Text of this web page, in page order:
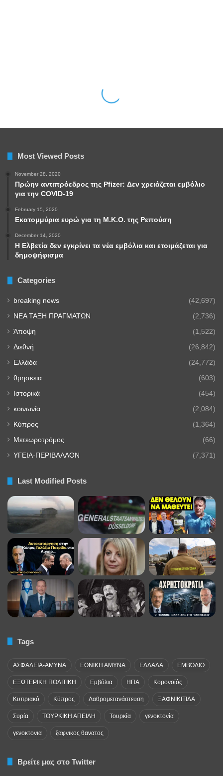
Most Viewed Posts
November 28, 2020
Πρώην αντιπρόεδρος της Pfizer: Δεν χρειάζεται εμβόλιο
για την COVID-19
February 15, 2020
Εκατομμύρια ευρώ για τη Μ.Κ.Ο. της Ρεπούση
December 14, 2020
Η Ελβετία δεν εγκρίνει τα νέα εμβόλια και ετοιμάζεται για
δημοψήφισμα
Categories
breaking news (42,697)
NEA TAΞΗ ΠΡΑΓΜΑΤΩΝ (2,736)
Άποψη (1,522)
Διεθνή (26,842)
Ελλάδα (24,772)
θρησκεια (603)
Ιστορικά (454)
κοινωνία (2,084)
Κύπρος (1,364)
Μετεωροτρόμος (66)
ΥΓΕΙΑ-ΠΕΡΙΒΑΛΛΟΝ (7,371)
Last Modified Posts
Tags
ΑΣΦΑΛΕΙΑ-ΑΜΥΝΑ ΕΘΝΙΚΗ ΑΜΥΝΑ ΕΛΛΑΔΑ ΕΜΒΌΛΙΟ
ΕΞΩΤΕΡΙΚΗ ΠΟΛΙΤΙΚΗ Εμβόλια ΗΠΑ Κορονοϊός
Κυπριακό Κύπρος Λαθρομετανάστευση ΞΑΦΝΙΚΙΤΙΔΑ
Συρία ΤΟΥΡΚΙΚΗ ΑΠΕΙΛΗ Τουρκία γενοκτονία
γενοκτονια ξαφνικος θανατος
Βρείτε μας στο Twitter